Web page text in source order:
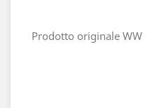
Prodotto originale WW